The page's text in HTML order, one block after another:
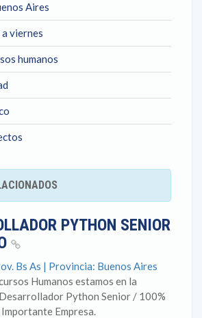
Aires
a viernes
humanos
PYTHON SENIOR
Bs As | Provincia: Buenos Aires
Humanos estamos en la
Python Senior / 100%
Empresa.